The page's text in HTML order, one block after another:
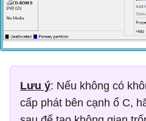
Lưu ý: Nếu không có
cấp phát bên cạnh ổ C,